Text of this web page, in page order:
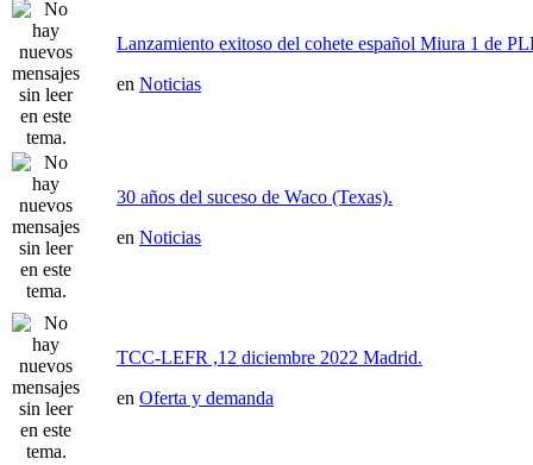
Lanzamiento exitoso del cohete español Miura 1 de
en Noticias
30 años del suceso de Waco (Texas).
en Noticias
TCC-LEFR ,12 diciembre 2022 Madrid.
en Oferta y demanda